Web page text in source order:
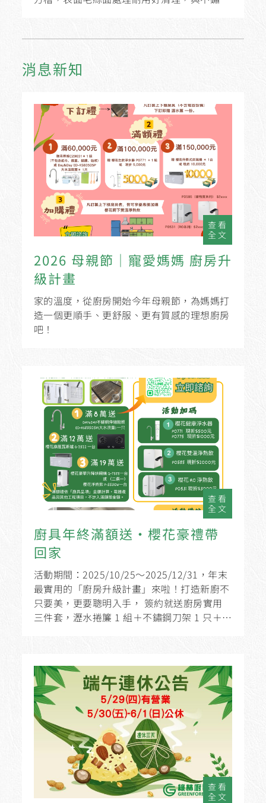
消息新知
查看
全文
2026 母親節｜寵愛媽媽 廚房升
級計畫
家的溫度，從廚房開始今年母親節，為媽媽打
造一個更順手、更舒服、更有質感的理想廚房
吧！
查看
全文
廚具年終滿額送・櫻花豪禮帶
回家
活動期間：2025/10/25～2025/12/31，年末
最實用的「廚房升級計畫」來啦！打造新廚不
只要美，更要聰明入手， 簽約就送廚房實用
三件套，瀝水捲簾 1 組＋不鏽鋼刀架 1 只＋不
查看
全文